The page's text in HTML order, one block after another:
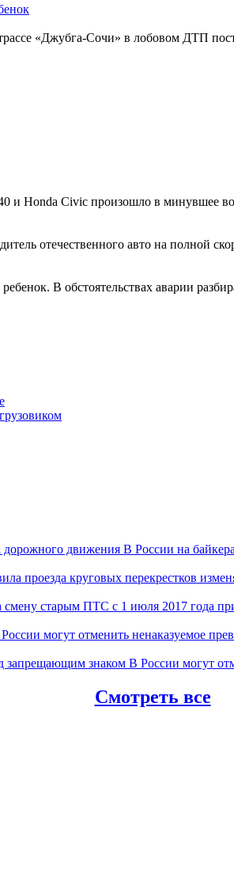
«Джубга-Сочи» в лобовом ДТП
и Honda Civic произошло в
отечественного авто на полной
В обстоятельствах аварии
В России на
проезда круговых перекрестков
смену старым ПТС с 1 июля 2017 года
могут отменить ненаказуемое
В России могут
Смотреть все